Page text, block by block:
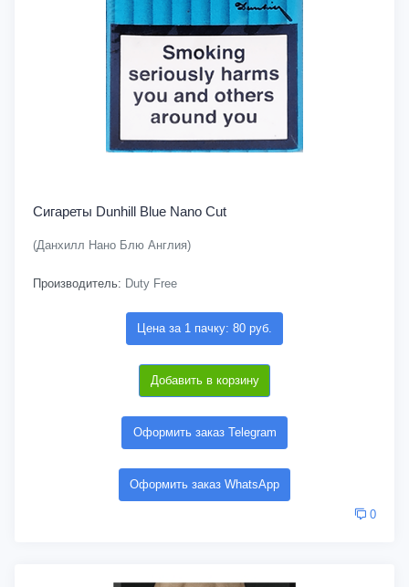
Сигареты Dunhill Blue Nano Cut
(Данхилл Нано Блю Англия)
Производитель: Duty Free
Цена за 1 пачку: 80 руб.
Добавить в корзину
Оформить заказ Telegram
Оформить заказ WhatsApp
0